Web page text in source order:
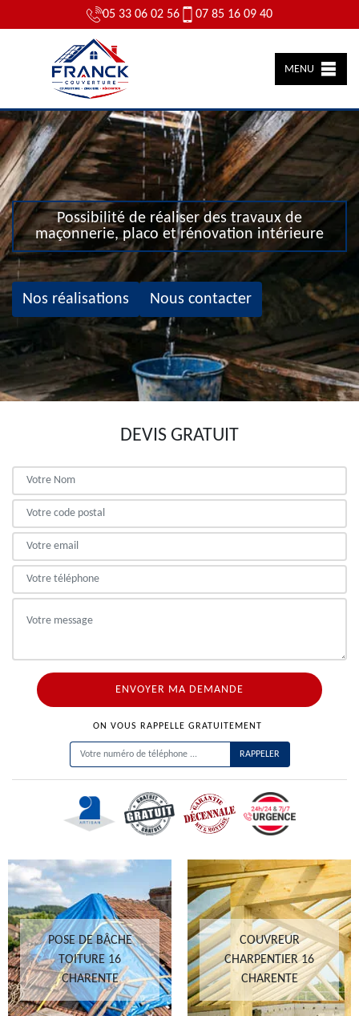
05 33 06 02 56 07 85 16 09 40
MENU
Possibilité de réaliser des travaux de
maçonnerie, placo et rénovation intérieure
Nos réalisations Nous contacter
DEVIS GRATUIT
ON VOUS RAPPELLE GRATUITEMENT
POSE DE BÂCHE
TOITURE 16
CHARENTE
COUVREUR
CHARPENTIER 16
CHARENTE